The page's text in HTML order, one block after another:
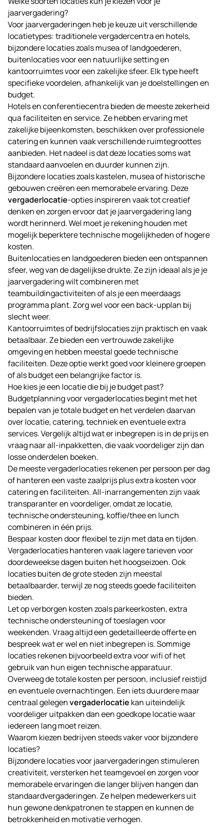
jaarvergadering?
Voor jaarvergaderingen heb je keuze uit verschillende
locatietypes: traditionele vergadercentra en hotels,
bijzondere locaties zoals musea of landgoederen,
buitenlocaties voor een natuurlijke setting en
kantoorruimtes voor een zakelijke sfeer. Elk type heeft
specifieke voordelen, afhankelijk van je doelstellingen en
budget.
Hotels en conferentiecentra bieden de meeste zekerheid
qua faciliteiten en service. Ze hebben ervaring met
zakelijke bijeenkomsten, beschikken over professionele
catering en kunnen vaak verschillende ruimtegroottes
aanbieden. Het nadeel is dat deze locaties soms wat
standaard aanvoelen en duurder kunnen zijn.
Bijzondere locaties zoals kastelen, musea of historische
gebouwen creëren een memorabele ervaring. Deze
vergaderlocatie-opties inspireren vaak tot creatief
denken en zorgen ervoor dat je jaarvergadering lang
wordt herinnerd. Wel moet je rekening houden met
mogelijk beperktere technische mogelijkheden of hogere
kosten.
Buitenlocaties en landgoederen bieden een ontspannen
sfeer, weg van de dagelijkse drukte. Ze zijn ideaal als je je
jaarvergadering wilt combineren met
teambuildingactiviteiten of als je een meerdaags
programma plant. Zorg wel voor een back-upplan bij
slecht weer.
Kantoorruimtes of bedrijfslocaties zijn praktisch en vaak
betaalbaar. Ze bieden een vertrouwde zakelijke
omgeving en hebben meestal goede technische
faciliteiten. Deze optie werkt goed voor kleinere groepen
of als budget een belangrijke factor is.
Hoe kies je een locatie die bij je budget past?
Budgetplanning voor vergaderlocaties begint met het
bepalen van je totale budget en het verdelen daarvan
over locatie, catering, techniek en eventuele extra
services. Vergelijk altijd wat er inbegrepen is in de prijs en
vraag naar all-inpakketten, die vaak voordeliger zijn dan
losse onderdelen boeken.
De meeste vergaderlocaties rekenen per persoon per dag
of hanteren een vaste zaalprijs plus extra kosten voor
catering en faciliteiten. All-inarrangementen zijn vaak
transparanter en voordeliger, omdat ze locatie,
technische ondersteuning, koffie/thee en lunch
combineren in één prijs.
Bespaar kosten door flexibel te zijn met data en tijden.
Vergaderlocaties hanteren vaak lagere tarieven voor
doordeweekse dagen buiten het hoogseizoen. Ook
locaties buiten de grote steden zijn meestal
betaalbaarder, terwijl ze nog steeds goede faciliteiten
bieden.
Let op verborgen kosten zoals parkeerkosten, extra
technische ondersteuning of toeslagen voor
weekenden. Vraag altijd een gedetailleerde offerte en
bespreek wat er wel en niet inbegrepen is. Sommige
locaties rekenen bijvoorbeeld extra voor wifi of het
gebruik van hun eigen technische apparatuur.
Overweeg de totale kosten per persoon, inclusief reistijd
en eventuele overnachtingen. Een iets duurdere maar
centraal gelegenvergaderlocatie kan uiteindelijk
voordeliger uitpakken dan een goedkope locatie waar
iedereen lang moet reizen.
Waarom kiezen bedrijven steeds vaker voor bijzondere
locaties?
Bijzondere locaties voor jaarvergaderingen stimuleren
creativiteit, versterken het teamgevoel en zorgen voor
memorabele ervaringen die langer blijven hangen dan
standaardvergaderingen. Ze helpen medewerkers uit
hun gewone denkpatronen te stappen en kunnen de
betrokkenheid en motivatie verhogen.